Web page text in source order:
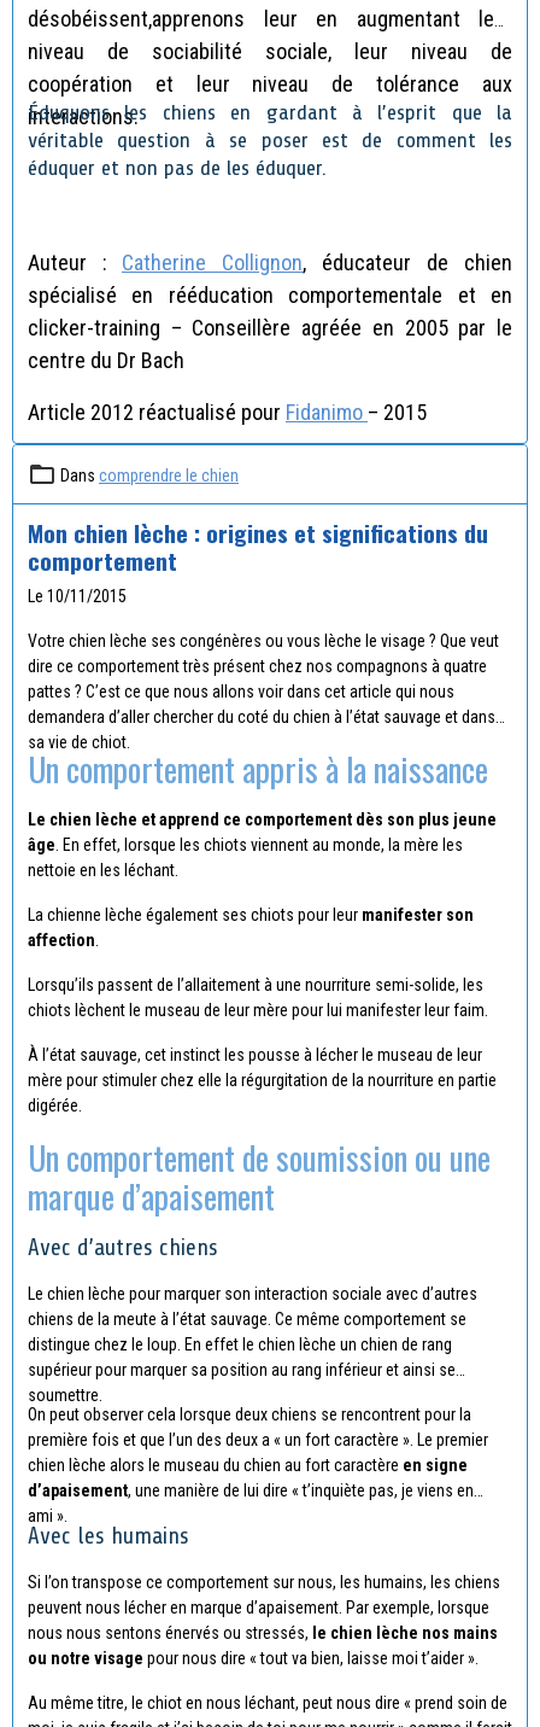
désobéissent,apprenons leur en augmentant leur
niveau de sociabilité sociale, leur niveau de
coopération et leur niveau de tolérance aux
interactions.
Éduquons les chiens en gardant à l’esprit que la
véritable question à se poser est de comment les
éduquer et non pas de les éduquer.
Auteur : Catherine Collignon, éducateur de chien
spécialisé en rééducation comportementale et en
clicker-training – Conseillère agréée en 2005 par le
centre du Dr Bach
Article 2012 réactualisé pour Fidanimo – 2015
Dans comprendre le chien
Mon chien lèche : origines et significations du
comportement
Le 10/11/2015
Votre chien lèche ses congénères ou vous lèche le visage ? Que veut
dire ce comportement très présent chez nos compagnons à quatre
pattes ? C’est ce que nous allons voir dans cet article qui nous
demandera d’aller chercher du coté du chien à l’état sauvage et dans
sa vie de chiot.
Un comportement appris à la naissance
Le chien lèche et apprend ce comportement dès son plus jeune
âge . En effet, lorsque les chiots viennent au monde, la mère les
nettoie en les léchant.
La chienne lèche également ses chiots pour leur manifester son
affection
Lorsqu’ils passent de l’allaitement à une nourriture semi-solide, les
chiots lèchent le museau de leur mère pour lui manifester leur faim.
À l’état sauvage, cet instinct les pousse à lécher le museau de leur
mère pour stimuler chez elle la régurgitation de la nourriture en partie
digérée.
Un comportement de soumission ou une
marque d’apaisement
Avec d’autres chiens
Le chien lèche pour marquer son interaction sociale avec d’autres
chiens de la meute à l’état sauvage. Ce même comportement se
distingue chez le loup. En effet le chien lèche un chien de rang
supérieur pour marquer sa position au rang inférieur et ainsi se
soumettre.
On peut observer cela lorsque deux chiens se rencontrent pour la
première fois et que l’un des deux a « un fort caractère ». Le premier
chien lèche alors le museau du chien au fort caractère en signe
d’apaisement, une manière de lui dire « t’inquiète pas, je viens en
ami ».
Avec les humains
Si l’on transpose ce comportement sur nous, les humains, les chiens
peuvent nous lécher en marque d’apaisement. Par exemple, lorsque
nous nous sentons énervés ou stressés, le chien lèche nos mains
ou notre visage pour nous dire « tout va bien, laisse moi t’aider ».
Au même titre, le chiot en nous léchant, peut nous dire « prend soin de